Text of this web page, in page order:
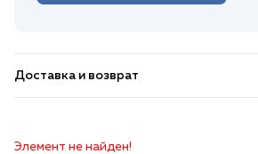
Доставка и возврат
Элемент не найден!